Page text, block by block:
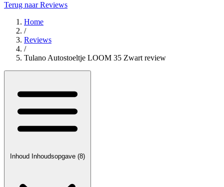
Terug naar Reviews
Home
/
Reviews
/
Tulano Autostoeltje LOOM 35 Zwart review
Inhoud Inhoudsopgave (8)